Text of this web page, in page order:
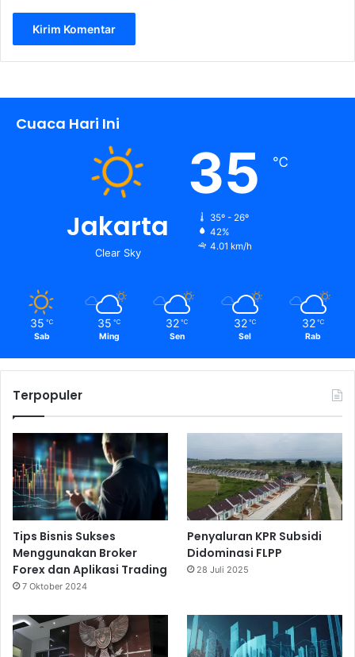
Cuaca Hari Ini
Jakarta
Clear Sky
35 ℃
35º - 26º
42%
4.01 km/h
35 ℃
Sab
35 ℃
Ming
32 ℃
Sen
32 ℃
Sel
32 ℃
Rab
Terpopuler
Tips Bisnis Sukses
Menggunakan Broker
Forex dan Aplikasi Trading
7 Oktober 2024
Penyaluran KPR Subsidi
Didominasi FLPP
28 Juli 2025